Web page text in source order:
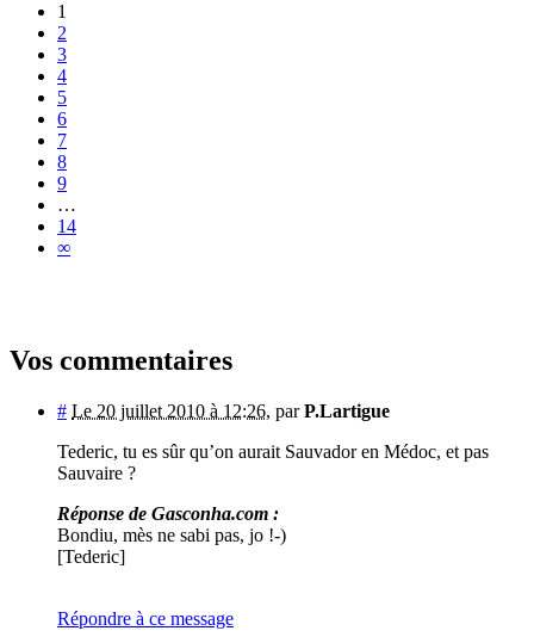
1
2
3
4
5
6
7
8
9
…
14
∞
Vos commentaires
# Le 20 juillet 2010 à 12:26, parP.Lartigue
Tederic, tu es sûr qu’on aurait Sauvador en Médoc, et pas
Sauvaire ?
Réponse de Gasconha.com :
Bondiu, mès ne sabi pas, jo !-)
[Tederic]
Répondre à ce message